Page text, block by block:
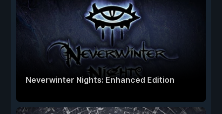
Neverwinter Nights: Enhanced Edition